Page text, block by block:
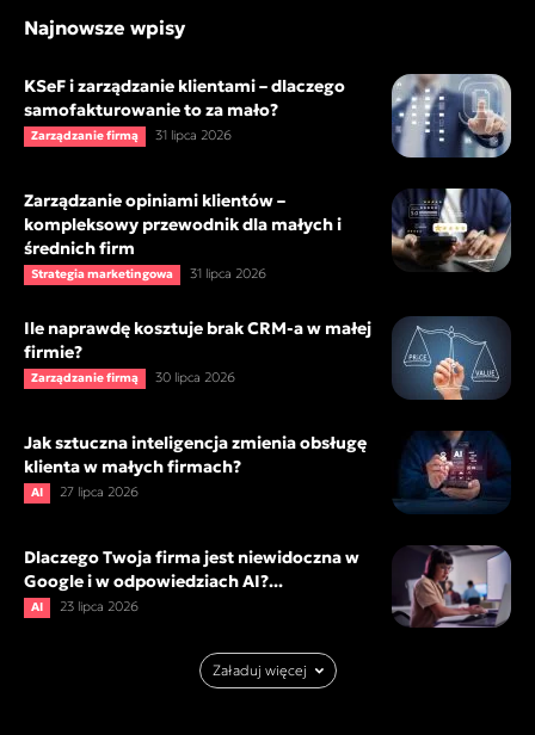
Najnowsze wpisy
KSeF i zarządzanie klientami – dlaczego
samofakturowanie to za mało?
Zarządzanie firmą 31 lipca 2026
Zarządzanie opiniami klientów –
kompleksowy przewodnik dla małych i
średnich firm
Strategia marketingowa 31 lipca 2026
Ile naprawdę kosztuje brak CRM-a w małej
firmie?
Zarządzanie firmą 30 lipca 2026
Jak sztuczna inteligencja zmienia obsługę
klienta w małych firmach?
AI 27 lipca 2026
Dlaczego Twoja firma jest niewidoczna w
Google i w odpowiedziach AI?...
AI 23 lipca 2026
Załaduj więcej